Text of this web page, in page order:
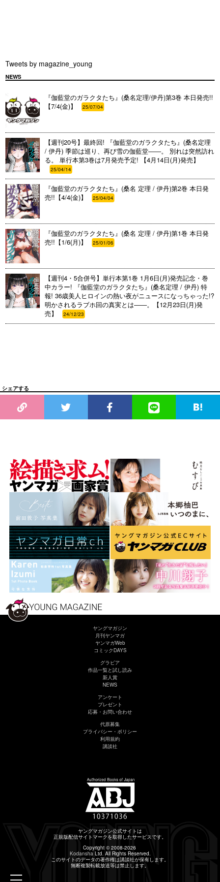
Tweets by magazine_young
NEWS
『伽藍堂のガラクタたち』(桑名定理/伊丹)第3巻 本日発売!!
【7/4(金)】
25/07/04
【週刊20号】最終回! 『伽藍堂のガラクタたち』(桑名定理
/ 伊丹) 季節は巡り、再び雪の伽藍堂――。 別れは突然訪れ
る。 単行本第3巻は7月発売予定! 【4月14日(月)発売】
25/04/14
『伽藍堂のガラクタたち』(桑名 定理 / 伊丹)第2巻 本日発
売!!【4/4(金)】
25/04/04
『伽藍堂のガラクタたち』(桑名 定理 / 伊丹)第1巻 本日発
売!!【1/6(月)】
25/01/06
【週刊4・5合併号】単行本第1巻 1月6日(月)発売記念・巻
中カラー! 『伽藍堂のガラクタたち』(桑名定理 / 伊丹) 特
報! 36歳美人ヒロインの熱い夜がニュースになっちゃった!?
明かされるラブホ回の真実とは――。【12月23日(月)発
売】
24/12/23
シェアする
ヤングマガジン
月刊ヤンマガ
ヤンマガWeb
コミックDAYS
グラビア
作品一覧と試し読み
新人賞
NEWS
アンケート
プレゼント
応募・お問い合わせ
代原募集
プライバシー・ポリシー
利用規約
講談社
ヤングマガジン公式サイトは
正規版配信サイトマークを取得したサービスです。
Copyright © 2008-2026
Kodansha Ltd. All Rights Reserved.
このサイトのデータの著作権は講談社が保有します。
無断複製転載放送等は禁止します。